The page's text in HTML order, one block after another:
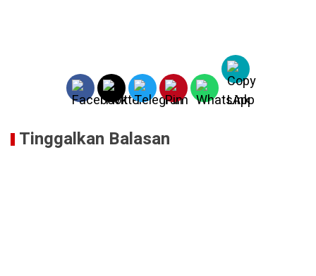
Tinggalkan Balasan